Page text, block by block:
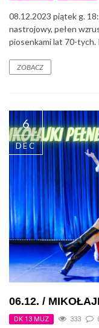
08.12.2023 piątek g.
nastrojowy, pełen
piosenkami lat 70-tych.
ZOBACZ
6
DEC
06.12. /
DK 13 MUZ 333